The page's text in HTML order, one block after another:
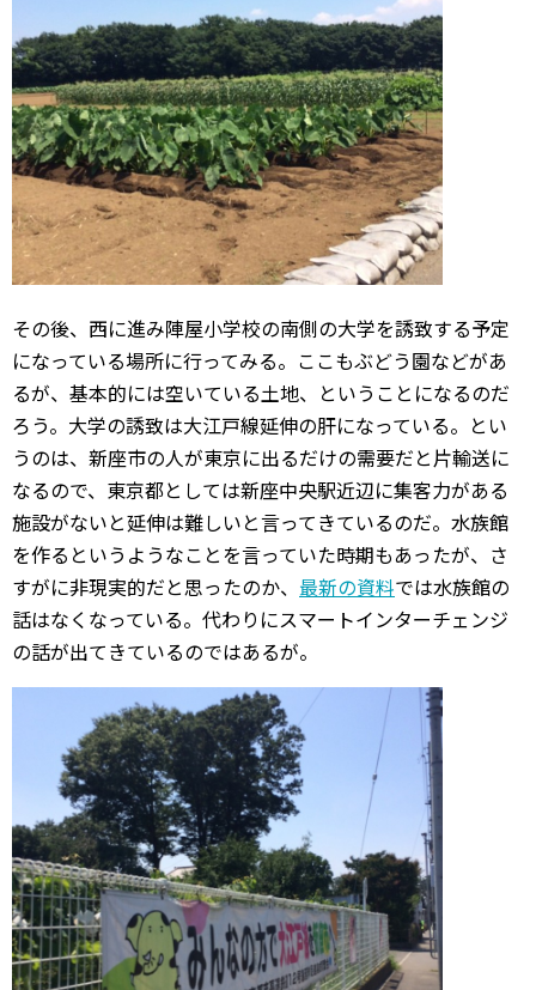
その後、西に進み陣屋小学校の南側の大学を誘致する予定
になっている場所に行ってみる。ここもぶどう園などがあ
るが、基本的には空いている土地、ということになるのだ
ろう。大学の誘致は大江戸線延伸の肝になっている。とい
うのは、新座市の人が東京に出るだけの需要だと片輸送に
なるので、東京都としては新座中央駅近辺に集客力がある
施設がないと延伸は難しいと言ってきているのだ。水族館
を作るというようなことを言っていた時期もあったが、さ
すがに非現実的だと思ったのか、 最新の資料では水族館の
話はなくなっている。代わりにスマートインターチェンジ
の話が出てきているのではあるが。